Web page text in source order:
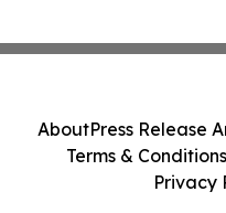
AboutPress Release
Terms & Conditions
Privacy